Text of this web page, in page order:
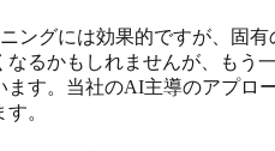
ングには効果的ですが、固
るかもしれませんが、も
す。当社のAI主導のアプロ
。